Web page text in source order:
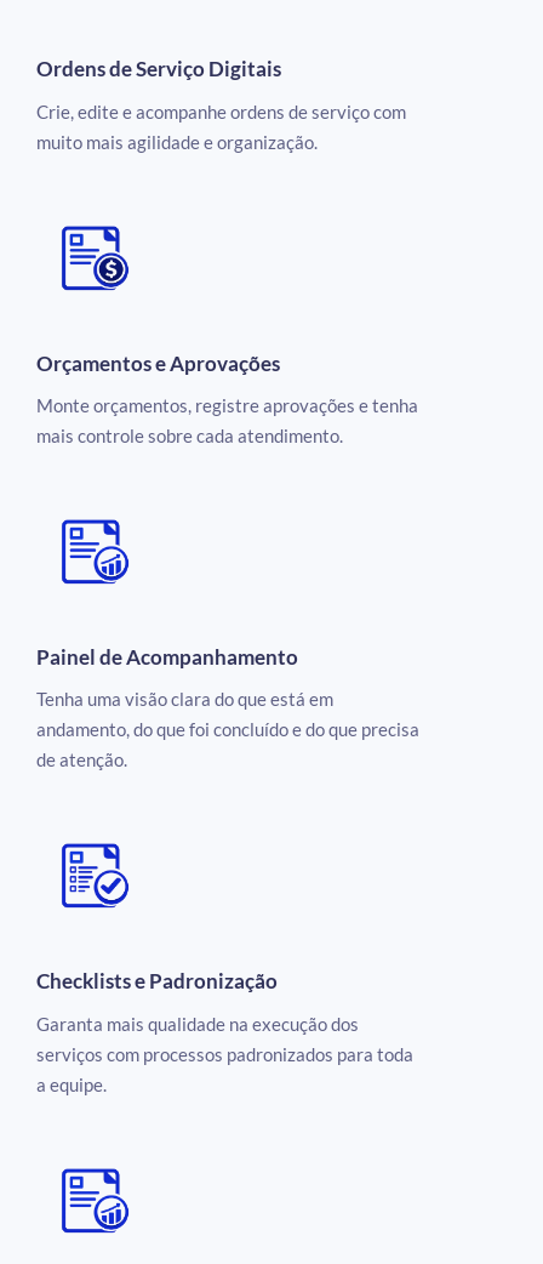
Ordens de Serviço Digitais
Crie, edite e acompanhe ordens de serviço com
muito mais agilidade e organização.
Orçamentos e Aprovações
Monte orçamentos, registre aprovações e tenha
mais controle sobre cada atendimento.
Painel de Acompanhamento
Tenha uma visão clara do que está em
andamento, do que foi concluído e do que precisa
de atenção.
Checklists e Padronização
Garanta mais qualidade na execução dos
serviços com processos padronizados para toda
a equipe.